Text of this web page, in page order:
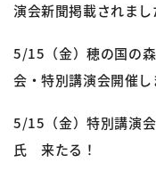
演会新聞掲載されまし
5/15（金）穂の国の
会・特別講演会開催し
5/15（金）特別講演
氏 来たる！